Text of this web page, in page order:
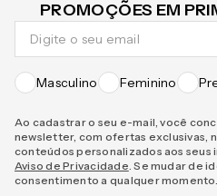
PROMOÇÕES EM
Masculino Feminino
Ao cadastrar o seu e-mail, você
newsletter, com ofertas exclusivas,
conteúdos personalizados aos seus
Aviso de Privacidade . Se mudar de
consentimento a qualquer momento.